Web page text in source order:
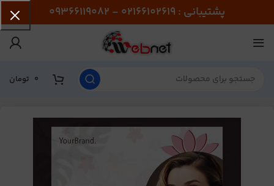
پشتیبانی : 02166102619 - 09366119082
0 تومان